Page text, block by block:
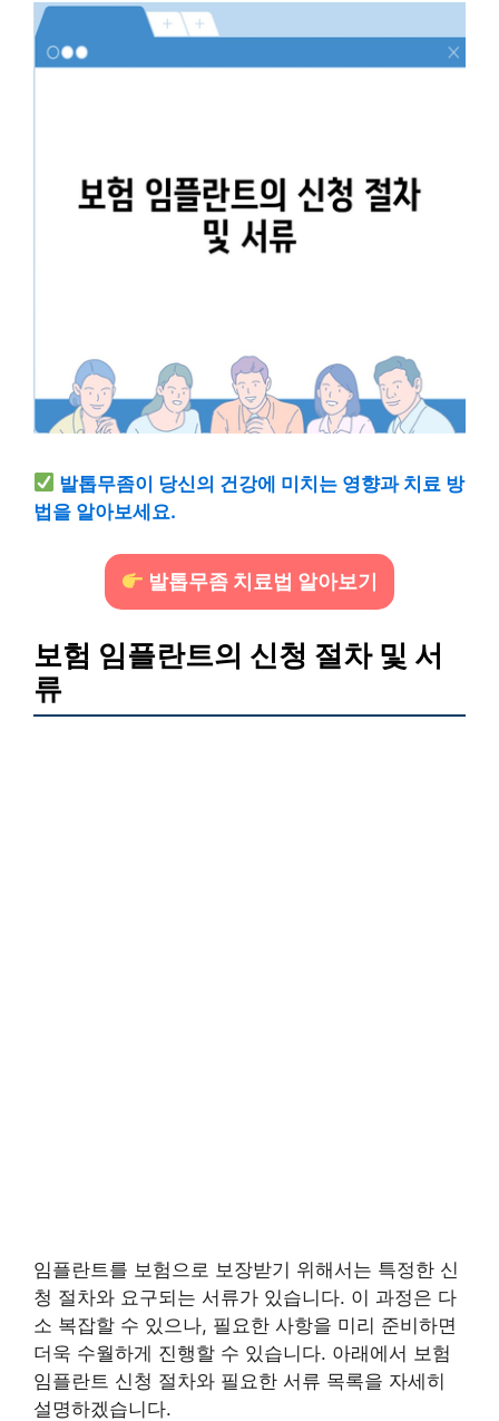
발톱무좀이 당신의 건강에 미치는 영향과 치료 방
법을 알아보세요.
발톱무좀 치료법 알아보기
보험 임플란트의 신청 절차 및 서
류
임플란트를 보험으로 보장받기 위해서는 특정한 신
청 절차와 요구되는 서류가 있습니다. 이 과정은 다
소 복잡할 수 있으나, 필요한 사항을 미리 준비하면
더욱 수월하게 진행할 수 있습니다. 아래에서 보험
임플란트 신청 절차와 필요한 서류 목록을 자세히
설명하겠습니다.